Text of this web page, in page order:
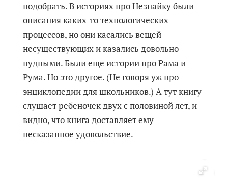
подобрать. В историях про Незнайку были
описания каких-то технологических
процессов, но они касались вещей
несуществующих и казались довольно
нудными. Были еще истории про Рама и
Рума. Но это другое. (Не говоря уж про
энциклопедии для школьников.) А тут книгу
слушает ребеночек двух с половиной лет, и
видно, что книга доставляет ему
несказанное удовольствие.